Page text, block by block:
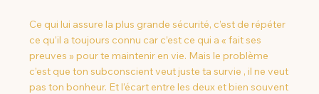
Ce qui lui assure la plus grande sécurité, c’est de répéter
ce qu’il a toujours connu car c’est ce qui a « fait ses
preuves » pour te maintenir en vie. Mais le problème
c’est que ton subconscient veut juste ta survie , il ne veut
pas ton bonheur. Et l’écart entre les deux et bien souvent